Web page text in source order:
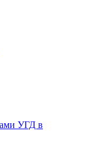
УГД в